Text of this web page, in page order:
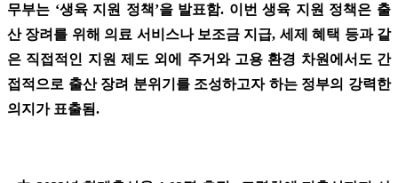
무부는 ‘생육 지원 정책’을 발표함. 이번 생육 지원 정책은 출
산 장려를 위해 의료 서비스나 보조금 지급, 세제 혜택 등과 같
은 직접적인 지원 제도 외에 주거와 고용 환경 차원에서도 간
접적으로 출산 장려 분위기를 조성하고자 하는 정부의 강력한
의지가 표출됨.